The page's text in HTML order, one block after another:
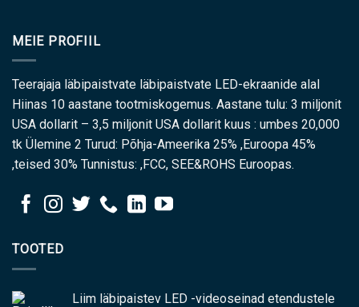
MEIE PROFIIL
Teerajaja läbipaistvate läbipaistvate LED-ekraanide alal
Hiinas 10 aastane tootmiskogemus. Aastane tulu: 3 miljonit
USA dollarit – 3,5 miljonit USA dollarit kuus : umbes 20,000
tk Ülemine 2 Turud: Põhja-Ameerika 25% ,Euroopa 45%
,teised 30% Tunnistus: ,FCC, SEE&ROHS Euroopas.
TOOTED
Liim läbipaistev LED -videoseinad etendustele